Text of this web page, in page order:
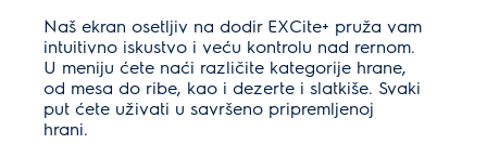
Naš ekran osetljiv na dodir EXCite+ pruža vam
intuitivno iskustvo i veću kontrolu nad rernom.
U meniju ćete naći različite kategorije hrane,
od mesa do ribe, kao i dezerte i slatkiše. Svaki
put ćete uživati u savršeno pripremljenoj
hrani.